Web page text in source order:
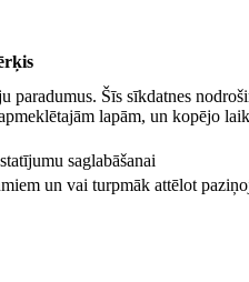
Šīs sīkdatnes
lapām, un kopējo
saglabāšanai
un vai turpmāk attēlot